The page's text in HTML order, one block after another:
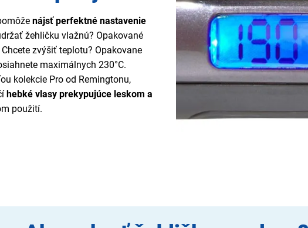
nájsť perfektné nastavenie
žehličku vlažnú? Opakované
zvýšiť teplotu? Opakovane
maximálnych 230°C.
kolekcie Pro od Remingtonu,
hebké vlasy prekypujúce leskom a
použití.